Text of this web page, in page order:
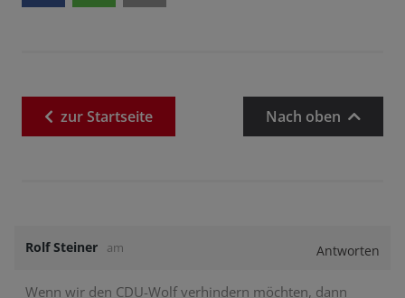
zurStartseite Nach oben
Rolf Steiner am Antworten
Wenn wir den CDU-Wolf verhindern möchten, dann